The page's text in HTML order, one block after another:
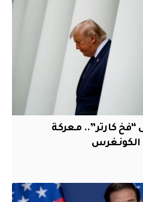
“فخ كارتر”.. معركة
الكونغرس